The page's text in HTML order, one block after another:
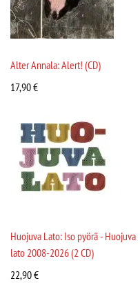
Alter Annala: Alert! (CD)
17,90€
Huojuva Lato: Iso pyörä - Huojuva
lato 2008-2026 (2 CD)
22,90€